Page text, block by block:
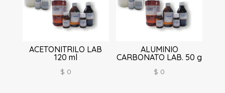
ACETONITRILO LAB
120 ml
$ 0
ALUMINIO
CARBONATO LAB. 50 g
$ 0